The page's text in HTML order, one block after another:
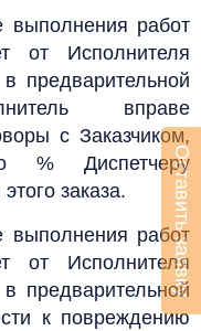
выполнения работ
от Исполнителя
предварительной
вправе
с Заказчиком,
Диспетчеру
заказа.
выполнения работ
от Исполнителя
предварительной
к повреждению
Оставить заявку